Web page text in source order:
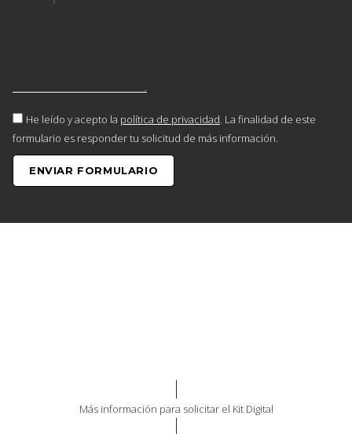
He leído y acepto la política de privacidad. La finalidad de este
formulario es responder tu solicitud de más información.
ENVIAR FORMULARIO
Más información para solicitar el Kit Digital